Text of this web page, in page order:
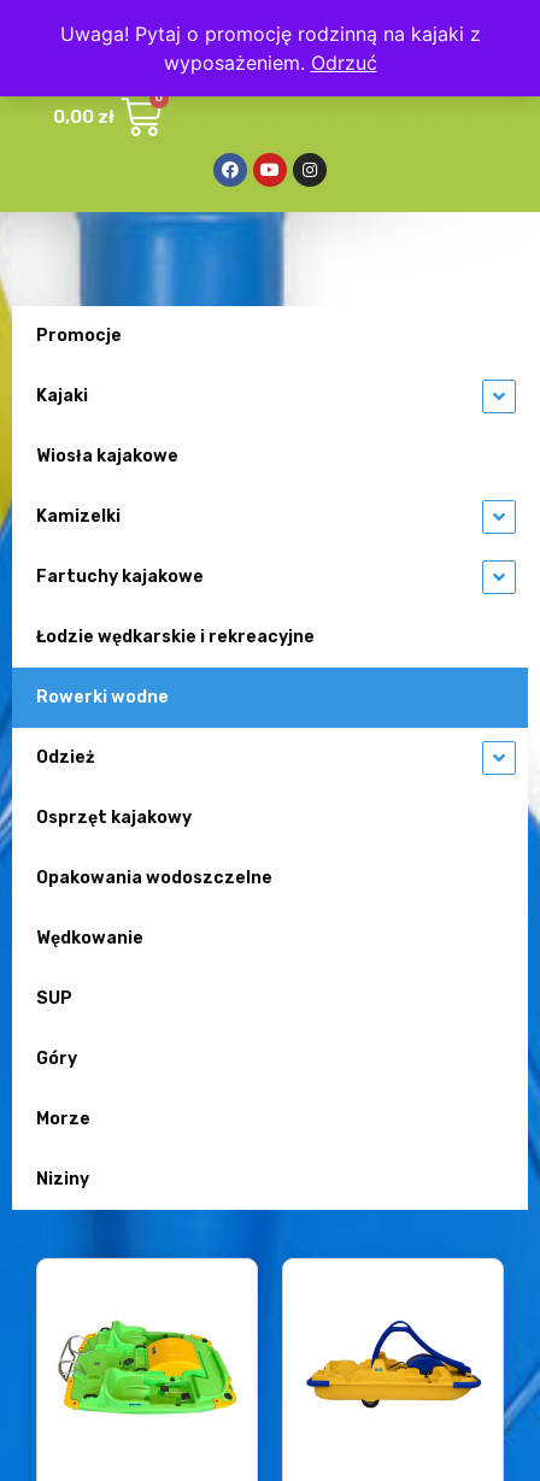
Uwaga! Pytaj o promocję rodzinną na kajaki z
wyposażeniem. Odrzuć
0,00 zł
Promocje
Kajaki
Wiosła kajakowe
Kamizelki
Fartuchy kajakowe
Łodzie wędkarskie i rekreacyjne
Rowerki wodne
Odzież
Osprzęt kajakowy
Opakowania wodoszczelne
Wędkowanie
SUP
Góry
Morze
Niziny